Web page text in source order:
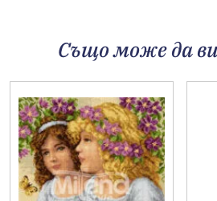
Също може да